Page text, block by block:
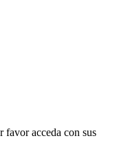
favor acceda con sus